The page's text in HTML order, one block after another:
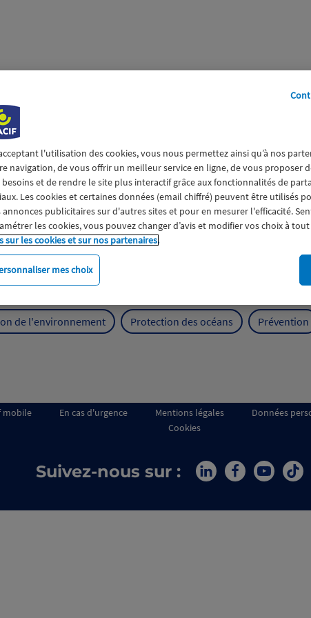
experts
Climat Engagement
de l'environnement Protection des océans Prévention
mobile En cas d'urgence Mentions légales Données
Cookies
Suivez-nous sur :
l'utilisation des cookies, vous nous permettez ainsi qu’à nos
navigation, de vous offrir un meilleur service en ligne, de vous proposer
besoins et de rendre le site plus interactif grâce aux fonctionnalités de
Les cookies et certaines données (email chiffré) peuvent être utilisés
annonces publicitaires sur d'autres sites et pour en mesurer l'efficacité.
les cookies, vous pouvez changer d’avis et modifier vos choix à
sur les cookies et sur nos partenaires.
mes choix